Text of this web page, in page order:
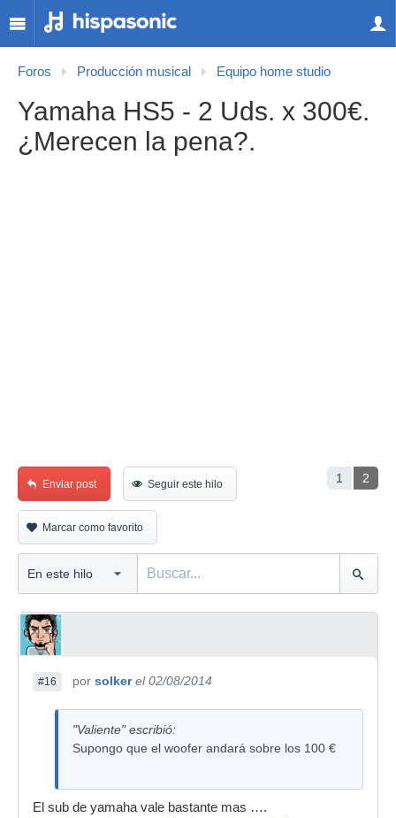
Foros Producción musical Equipo home studio
Yamaha HS5 - 2 Uds. x 300€.
¿Merecen la pena?.
1 2
Enviar post Seguir este hilo
Marcar como favorito
#16 por solker el 02/08/2014
"Valiente" escribió:
Supongo que el woofer andará sobre los 100 €
El sub de yamaha vale bastante mas ….